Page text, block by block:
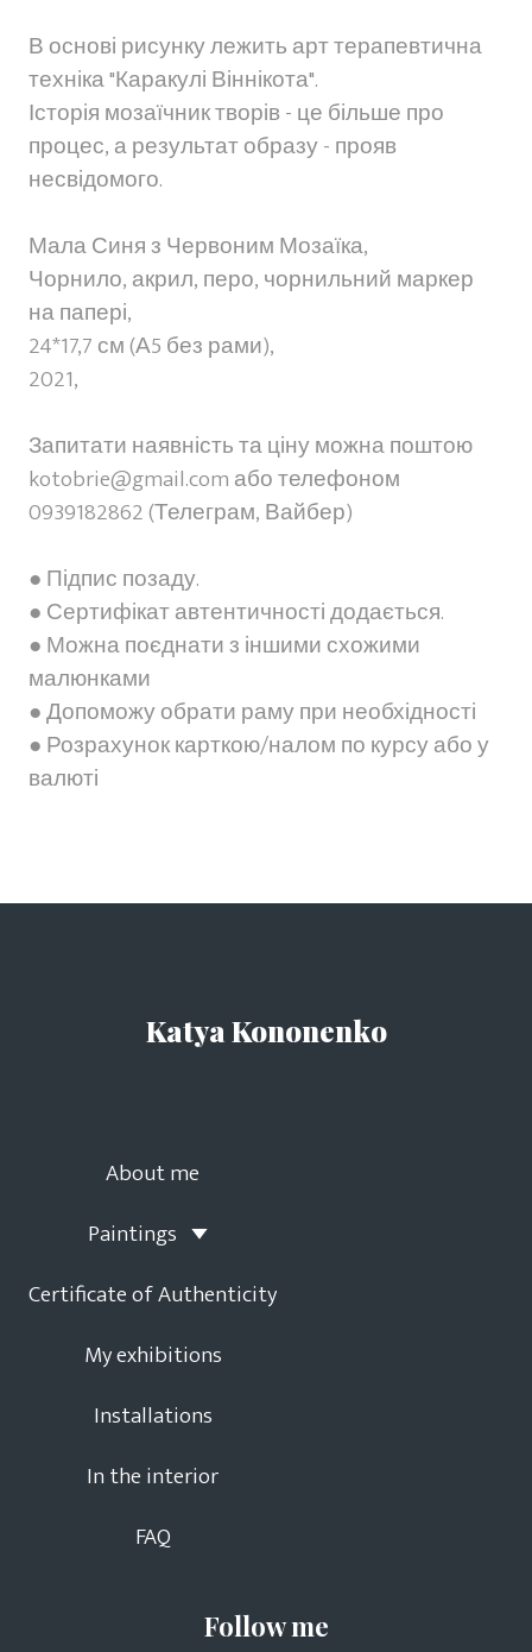
В основі рисунку лежить арт терапевтична
техніка "Каракулі Віннікота".
Історія мозаїчник творів - це більше про
процес, а результат образу - прояв
несвідомого.
Мала Синя з Червоним Мозаїка,
Чорнило, акрил, перо, чорнильний маркер
на папері,
24*17,7 см (А5 без рами),
2021,
Запитати наявність та ціну можна поштою
kotobrie@gmail.com або телефоном
0939182862 (Телеграм, Вайбер)
● Підпис позаду.
● Сертифікат автентичності додається.
● Можна поєднати з іншими схожими
малюнками
● Допоможу обрати раму при необхідності
● Розрахунок карткою/налом по курсу або у
валюті
Katya Kononenko
About me
Paintings
Certificate of Authenticity
My exhibitions
Installations
In the interior
FAQ
Follow me